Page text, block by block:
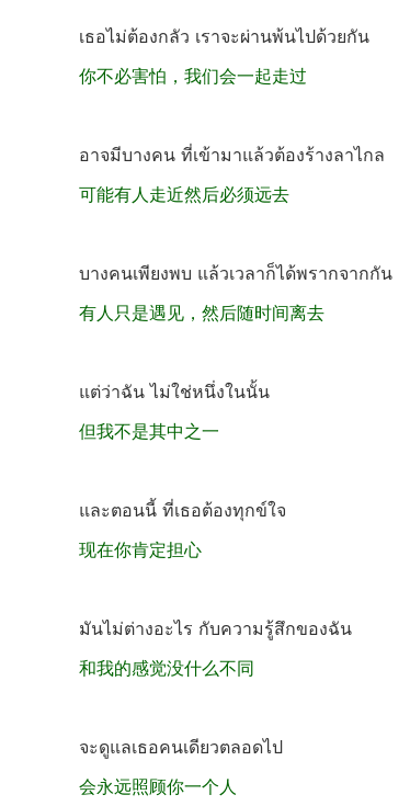
เธอไม่ต้องกลัว เราจะผ่านพ้นไปด้วยกัน
你不必害怕，我们会一起走过
อาจมีบางคน ที่เข้ามาแล้วต้องร้างลาไกล
可能有人走近然后必须远去
บางคนเพียงพบ แล้วเวลาก็ได้พรากจากกัน
有人只是遇见，然后随时间离去
แต่ว่าฉัน ไม่ใช่หนึ่งในนั้น
但我不是其中之一
และตอนนี้ ที่เธอต้องทุกข์ใจ
现在你肯定担心
มันไม่ต่างอะไร กับความรู้สึกของฉัน
和我的感觉没什么不同
จะดูแลเธอคนเดียวตลอดไป
会永远照顾你一个人